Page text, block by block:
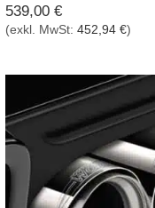
539,00 €
(exkl. MwSt: 452,94 €)